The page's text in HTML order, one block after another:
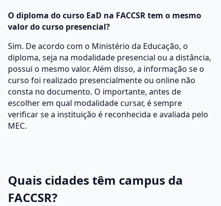
O diploma do curso EaD na FACCSR tem o mesmo
valor do curso presencial?
Sim. De acordo com o Ministério da Educação, o
diploma, seja na modalidade presencial ou a distância,
possui o mesmo valor. Além disso, a informação se o
curso foi realizado presencialmente ou online não
consta no documento. O importante, antes de
escolher em qual modalidade cursar, é sempre
verificar se a instituição é reconhecida e avaliada pelo
MEC.
Quais cidades têm campus da
FACCSR?